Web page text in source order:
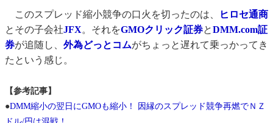
このスプレッド縮小競争の口火を切ったのは、
ヒロセ通商
とその子会社JFX。それをGMOクリック証券とDMM.com証
券が追随し、 外為どっとコムがちょっと遅れて乗っかってき
たという感じ。
【参考記事】
●DMM縮小の翌日にGMOも縮小！ 因縁のスプレッド競争再燃でＮＺ